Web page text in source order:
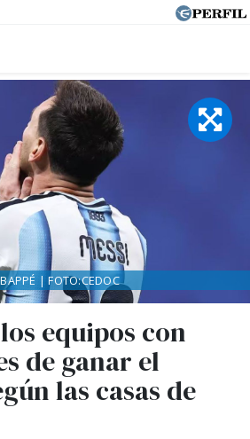
equipos con
de ganar el
las casas de
| FOTO:CEDOC